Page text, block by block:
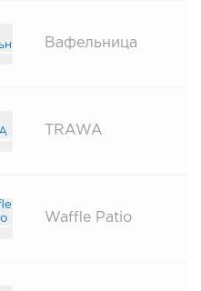
Вафельница
TRAWA
Waffle Patio